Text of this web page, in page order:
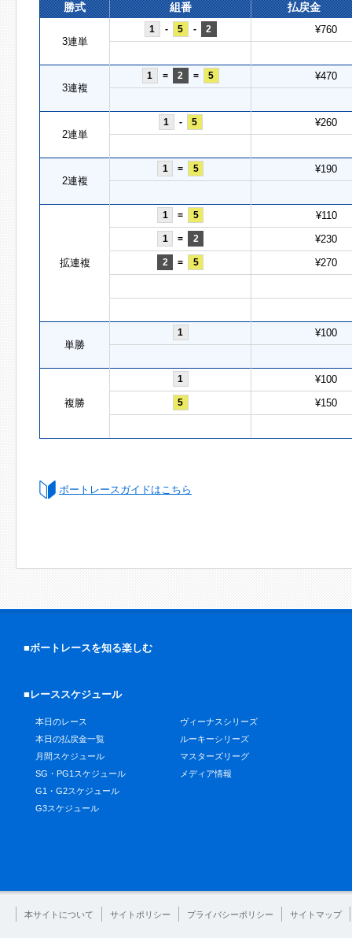
勝式 組番 払戻金
3連単
1 - 5 - 2 ¥760
3連複
1 = 2 = 5 ¥470
2連単
1 - 5 ¥260
2連複
1 = 5 ¥190
拡連複
1 = 5 ¥110
1 = 2 ¥230
2 = 5 ¥270
単勝
1 ¥100
複勝
1 ¥100
5 ¥150
ボートレースガイドはこちら
■ボートレースを知る楽しむ
■レーススケジュール
本日のレース
本日の払戻金一覧
月間スケジュール
SG・PG1スケジュール
G1・G2スケジュール
G3スケジュール
ヴィーナスシリーズ
ルーキーシリーズ
マスターズリーグ
メディア情報
本サイトについて サイトポリシー プライバシーポリシー サイトマップ